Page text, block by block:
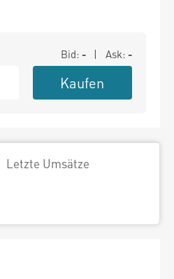
Bid: - | Ask: -
Kaufen
Letzte Umsätze